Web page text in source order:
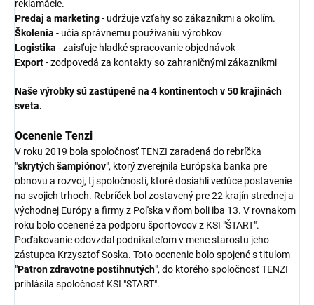
reklamácie.
Predaj a marketing- udržuje vzťahy so zákazníkmi a okolím.
Školenia - učia správnemu používaniu výrobkov
Logistika - zaisťuje hladké spracovanie objednávok
Export- zodpovedá za kontakty so zahraničnými zákazníkmi
Naše výrobky sú zastúpené na 4 kontinentoch v 50 krajinách
sveta.
Ocenenie Tenzi
V roku 2019 bola spoločnosť TENZI zaradená do rebríčka
"skrytých šampiónov", ktorý zverejnila Európska banka pre
obnovu a rozvoj, tj spoločností, ktoré dosiahli vedúce postavenie
na svojich trhoch. Rebríček bol zostavený pre 22 krajín strednej a
východnej Európy a firmy z Poľska v ňom boli iba 13. V rovnakom
roku bolo ocenené za podporu športovcov z KSI "ŠTART".
Poďakovanie odovzdal podnikateľom v mene starostu jeho
zástupca Krzysztof Soska. Toto ocenenie bolo spojené s titulom
"Patron zdravotne postihnutých", do ktorého spoločnosť TENZI
prihlásila spoločnosť KSI "START".